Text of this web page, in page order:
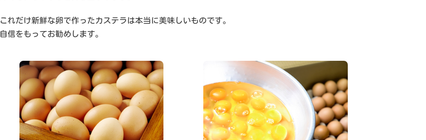
これだけ新鮮な卵で作ったカステラは本当に美味しいものです。
自信をもってお勧めします。